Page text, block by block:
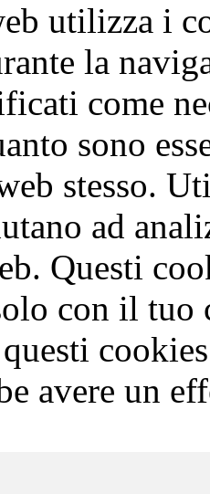
utilizza i
la
come
sono
stesso.
ad
Questi
con il tuo
avere un